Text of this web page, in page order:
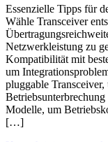
Essenzielle Tipps für
Wähle Transceiver
Netzwerkleistung zu
Kompatibilität mit
um
pluggable
Modelle, um
[…]